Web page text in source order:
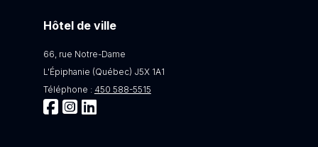
Hôtel de ville
66, rue Notre-Dame
L'Épiphanie (Québec) J5X 1A1
Téléphone : 450 588-5515